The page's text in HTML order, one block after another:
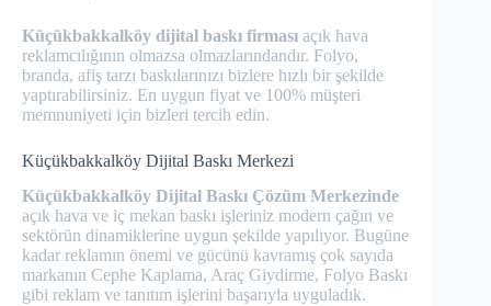
Küçükbakkalköy dijital baskı firması açık hava
reklamcılığının olmazsa olmazlarındandır. Folyo,
branda, afiş tarzı baskılarınızı bizlere hızlı bir şekilde
yaptırabilirsiniz. En uygun fiyat ve 100% müşteri
memnuniyeti için bizleri tercih edin.
Küçükbakkalköy Dijital Baskı Merkezi
Küçükbakkalköy Dijital Baskı Çözüm Merkezinde
açık hava ve iç mekan baskı işleriniz modern çağın ve
sektörün dinamiklerine uygun şekilde yapılıyor. Bugüne
kadar reklamın önemi ve gücünü kavramış çok sayıda
markanın Cephe Kaplama, Araç Giydirme, Folyo Baskı
gibi reklam ve tanıtım işlerini başarıyla uyguladık.